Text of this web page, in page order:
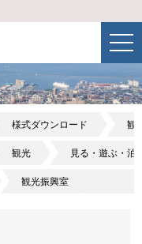
様式ダウンロード 観
観光 見る・遊ぶ・泊
観光振興室